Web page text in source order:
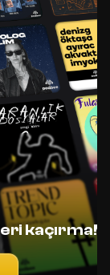
kaçırma!